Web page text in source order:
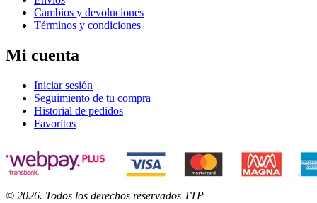
Cambios y devoluciones
Términos y condiciones
Mi cuenta
Iniciar sesión
Seguimiento de tu compra
Historial de pedidos
Favoritos
© 2026. Todos los derechos reservados TTP